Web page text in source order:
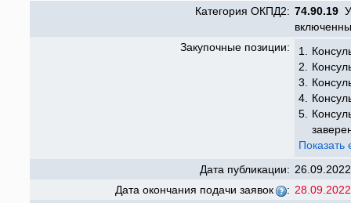
Категория ОКПД2: 74.90.19
Закупочные позиции:
1.
2.
3.
4.
5.
Показать
Дата публикации:
Дата окончания подачи заявок
: